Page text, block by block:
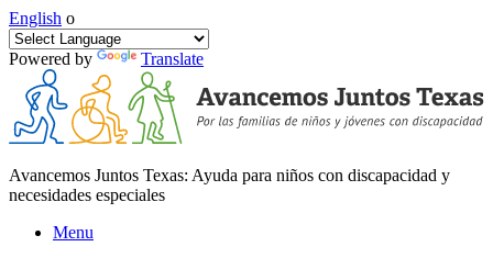
English o
Powered by Translate
Avancemos Juntos Texas: Ayuda para niños con discapacidad y
necesidades especiales
Menu